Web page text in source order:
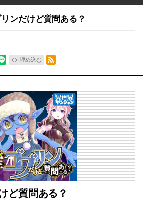
ンだけど質問ある？
埋め込む
RSSフィード
ど質問ある？